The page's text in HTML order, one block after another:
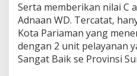
l
a
i
S
a
n
Serta memberikan nilai C
Adnaan WD. Tercatat,
Kota Pariaman yang
dengan 2 unit pelayanan
Sangat Baik se Provinsi